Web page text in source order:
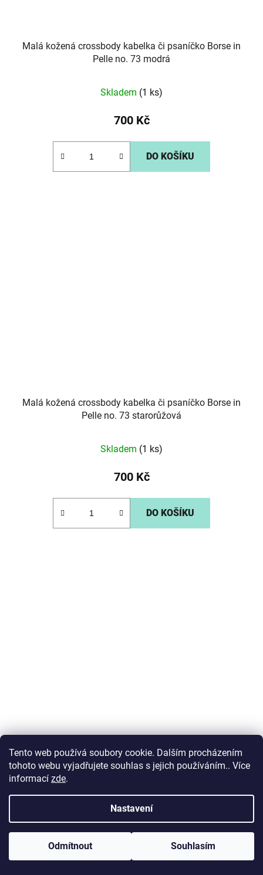
Tento web používá soubory cookie. Dalším procházením
tohoto webu vyjadřujete souhlas s jejich používáním.. Více
informací zde.
Nastavení
Odmítnout Souhlasím
Malá kožená crossbody kabelka či psaníčko Borse in
Pelle no. 73 modrá
Skladem (1 ks)
700 Kč
DO KOŠÍKU
Malá kožená crossbody kabelka či psaníčko Borse in
Pelle no. 73 starorůžová
Skladem (1 ks)
700 Kč
DO KOŠÍKU
Malá kožená crossbody kabelka či psaníčko Borse in
Pelle no. 73 tmavěčervená
Skladem(1 ks)
700 Kč